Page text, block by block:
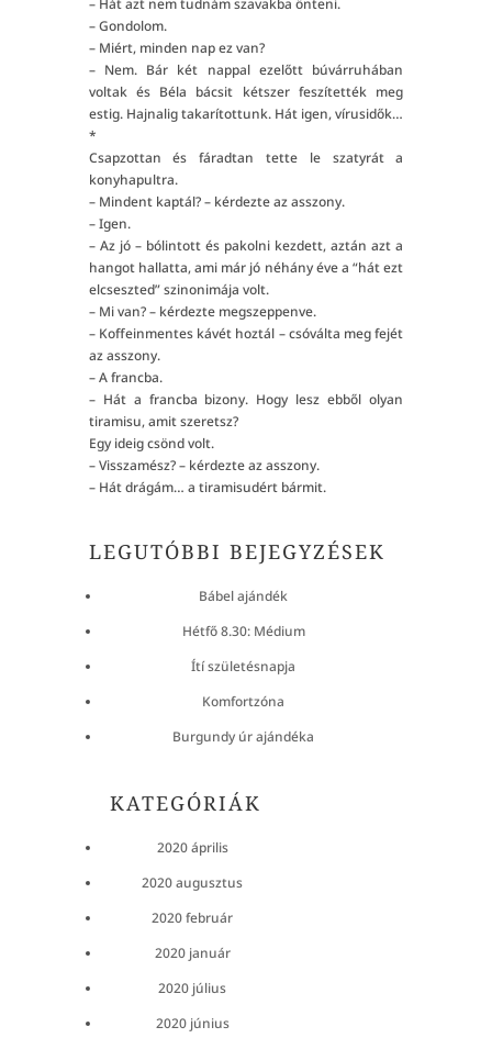
– Hát azt nem tudnám szavakba önteni.
– Gondolom.
– Miért, minden nap ez van?
– Nem. Bár két nappal ezelőtt búvárruhában
voltak és Béla bácsit kétszer feszítették meg
estig. Hajnalig takarítottunk. Hát igen, vírusidők…
*
Csapzottan és fáradtan tette le szatyrát a
konyhapultra.
– Mindent kaptál? – kérdezte az asszony.
– Igen.
– Az jó – bólintott és pakolni kezdett, aztán azt a
hangot hallatta, ami már jó néhány éve a “hát ezt
elcseszted” szinonimája volt.
– Mi van? – kérdezte megszeppenve.
– Koffeinmentes kávét hoztál – csóválta meg fejét
az asszony.
– A francba.
– Hát a francba bizony. Hogy lesz ebből olyan
tiramisu, amit szeretsz?
Egy ideig csönd volt.
– Visszamész? – kérdezte az asszony.
– Hát drágám… a tiramisudért bármit.
LEGUTÓBBI BEJEGYZÉSEK
Bábel ajándék
Hétfő 8.30: Médium
Ítí születésnapja
Komfortzóna
Burgundy úr ajándéka
KATEGÓRIÁK
2020 április
2020 augusztus
2020 február
2020 január
2020 július
2020 június